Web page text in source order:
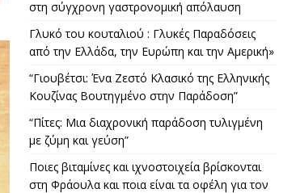
στη σύγχρονη γαστρονομική απόλαυση
Γλυκό του κουταλιού : Γλυκές Παραδόσεις
από την Ελλάδα, την Ευρώπη και την Αμερική»
“Γιουβέτσι: Ένα Ζεστό Κλασικό της Ελληνικής
Κουζίνας Βουτηγμένο στην Παράδοση”
“Πίτες: Μια διαχρονική παράδοση τυλιγμένη
με ζύμη και γεύση”
Ποιες βιταμίνες και ιχνοστοιχεία βρίσκονται
στη Φράουλα και ποια είναι τα οφέλη για τον